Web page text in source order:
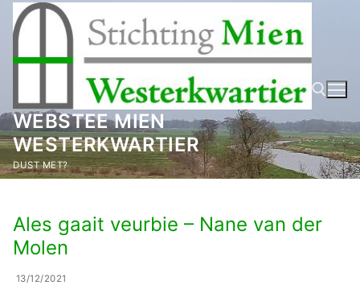
naar
inhoud
WEBSTEE MIEN
WESTERKWARTIER
DUST MET? Zoeken naar:
Ales gaait veurbie – Nane van der
Molen
13/12/2021